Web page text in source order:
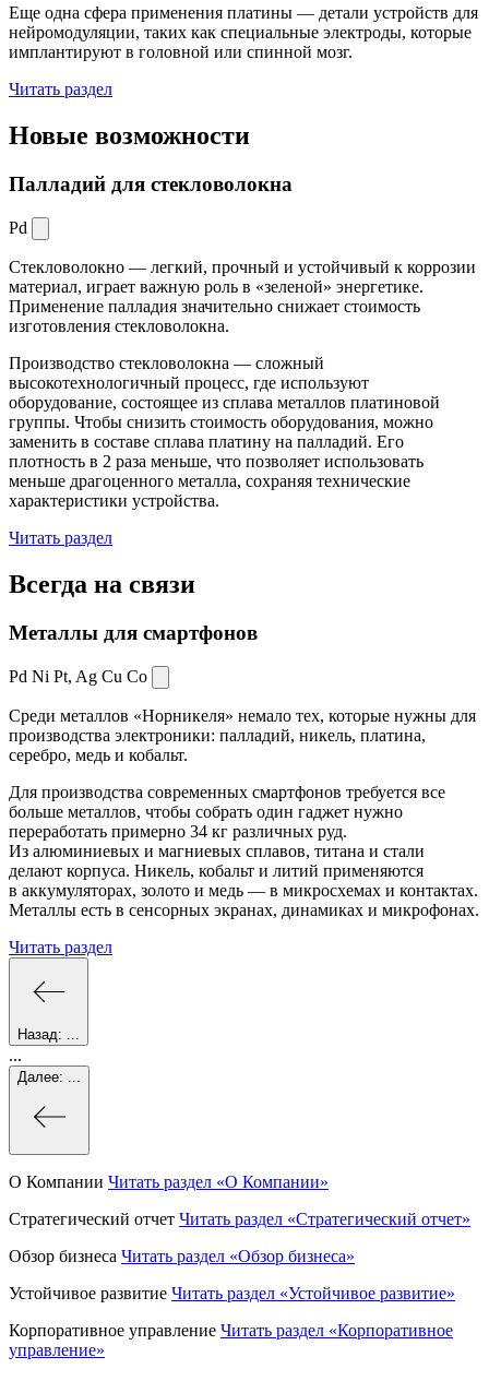
Еще одна сфера применения платины — детали устройств для
нейромодуляции, таких как специальные электроды, которые
имплантируют в головной или спинной мозг.
Читать раздел
Новые возможности
Палладий для стекловолокна
Pd
Стекловолокно — легкий, прочный и устойчивый к коррозии
материал, играет важную роль в «зеленой» энергетике.
Применение палладия значительно снижает стоимость
изготовления стекловолокна.
Производство стекловолокна — сложный
высокотехнологичный процесс, где используют
оборудование, состоящее из сплава металлов платиновой
группы. Чтобы снизить стоимость оборудования, можно
заменить в составе сплава платину на палладий. Его
плотность в 2 раза меньше, что позволяет использовать
меньше драгоценного металла, сохраняя технические
характеристики устройства.
Читать раздел
Всегда на связи
Металлы для смартфонов
Pd Ni Pt, Ag Cu Co
Среди металлов «Норникеля» немало тех, которые нужны для
производства электроники: палладий, никель, платина,
серебро, медь и кобальт.
Для производства современных смартфонов требуется все
больше металлов, чтобы собрать один гаджет нужно
переработать примерно 34 кг различных руд.
Из алюминиевых и магниевых сплавов, титана и стали
делают корпуса. Никель, кобальт и литий применяются
в аккумуляторах, золото и медь — в микросхемах и контактах.
Металлы есть в сенсорных экранах, динамиках и микрофонах.
Читать раздел
Назад:
...
Далее:
О Компании Читать раздел «О Компании»
Стратегический отчет Читать раздел «Стратегический отчет»
Обзор бизнеса Читать раздел «Обзор бизнеса»
Устойчивое развитие Читать раздел «Устойчивое развитие»
Корпоративное управление Читать раздел «Корпоративное
управление»